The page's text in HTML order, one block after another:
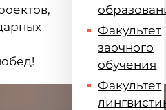
Факультет
заочного
обучения
Факультет